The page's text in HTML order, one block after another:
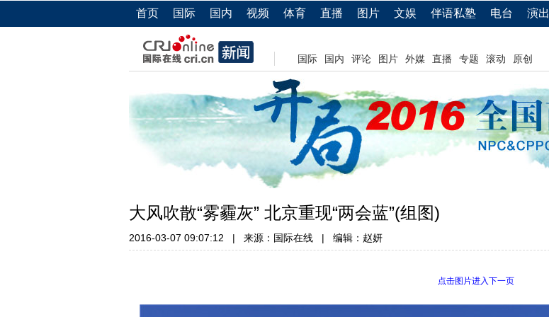
首页 国际 国内 视频 体育 直播 图片 文娱 伴语私塾 电台 演出
国际 国内 评论 图片 外媒 直播 专题 滚动 原创
大风吹散“雾霾灰” 北京重现“两会蓝”(组图)
2016-03-07 09:07:12 | 来源：国际在线 | 编辑：赵妍
点击图片进入下一页